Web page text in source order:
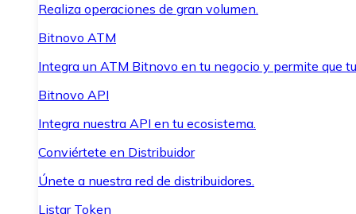
Realiza operaciones de gran volumen.
Bitnovo ATM
Integra un ATM Bitnovo en tu negocio y permite que
Bitnovo API
Integra nuestra API en tu ecosistema.
Conviértete en Distribuidor
Únete a nuestra red de distribuidores.
Listar Token